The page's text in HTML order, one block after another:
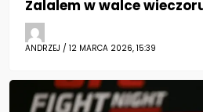
Zalalem w walce wieczoru
ANDRZEJ / 12 MARCA 2026, 15:39